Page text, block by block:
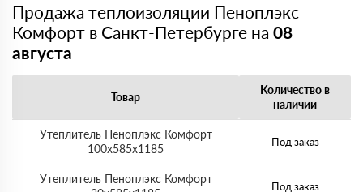
Продажа теплоизоляции Пеноплэкс
Комфорт в Санкт-Петербурге на 08
августа
Товар
Количество в
наличии
Утеплитель Пеноплэкс Комфорт
100х585х1185
Под заказ
Утеплитель Пеноплэкс Комфорт
Под заказ